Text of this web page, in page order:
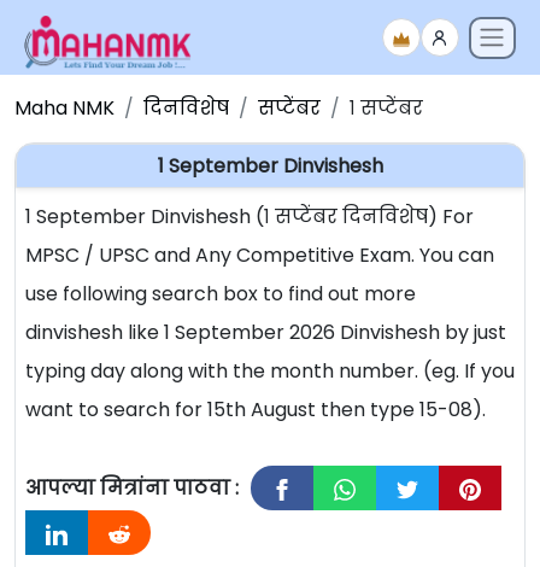
Maha NMK दिनविशेष सप्टेंबर १ सप्टेंबर
1 September Dinvishesh
1 September Dinvishesh (१ सप्टेंबर दिनविशेष) For
MPSC / UPSC and Any Competitive Exam. You can
use following search box to find out more
dinvishesh like 1 September 2026 Dinvishesh by just
typing day along with the month number. (eg. If you
want to search for 15th August then type 15-08).
आपल्या मित्रांना पाठवा :